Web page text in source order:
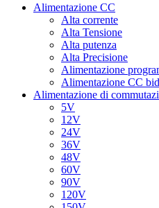
Alimentazione CC
Alta corrente
Alta Tensione
Alta putenza
Alta Precisione
Alimentazione
Alimentazione CC
Alimentazione di
5V
12V
24V
36V
48V
60V
90V
120V